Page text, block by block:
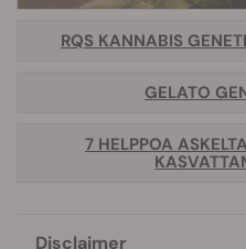
RQS KANNABIS
GELATO
7 HELPPOA
Disclaimer